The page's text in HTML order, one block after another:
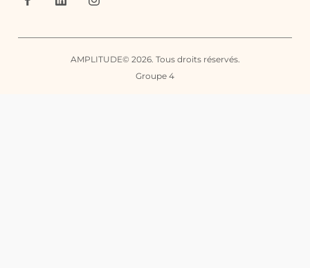
AMPLITUDE© 2026. Tous droits réservés.
Groupe 4